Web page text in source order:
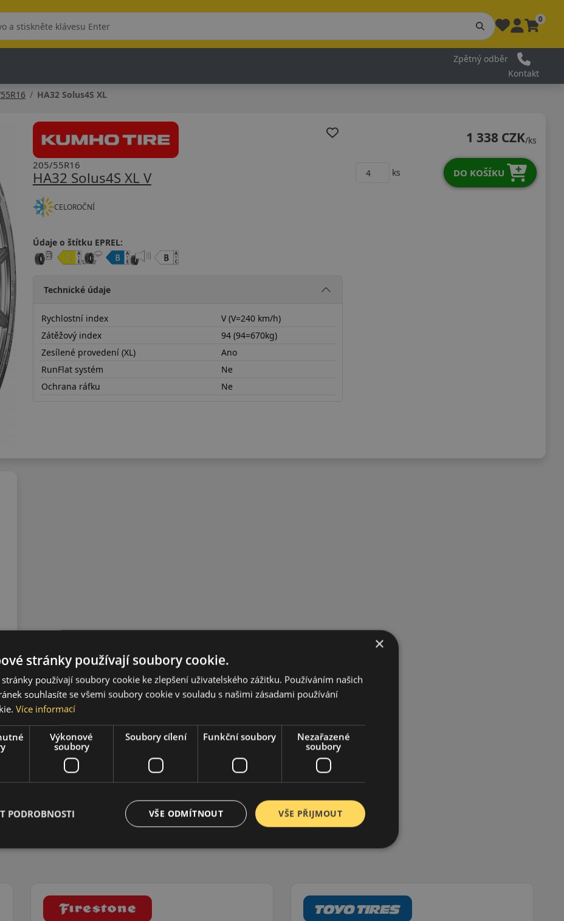
0
Zpětný odběr
Kontakt
HA32 Solus4S XL
HA32 Solus4S XL V
205/55R16
CELOROČNÍ
Údaje o štítku EPREL:
Technické údaje
Rychlostní index
V (V=240 km/h)
Zátěžový index
94 (94=670kg)
Zesílené provedení (XL)
Ano
RunFlat systém
Ne
Ochrana ráfku
Ne
1 338 CZK/ks
ks DO KOŠÍKU
×
stránky používají soubory cookie.
používají soubory cookie ke zlepšení uživatelského zážitku. Používáním našich
souhlasíte se všemi soubory cookie v souladu s našimi zásadami používání
Více informací
Výkonové
soubory
Soubory cílení Funkční soubory
Nezařazené
soubory
VŠE PŘIJMOUT
VŠE ODMÍTNOUT
PODROBNOSTI